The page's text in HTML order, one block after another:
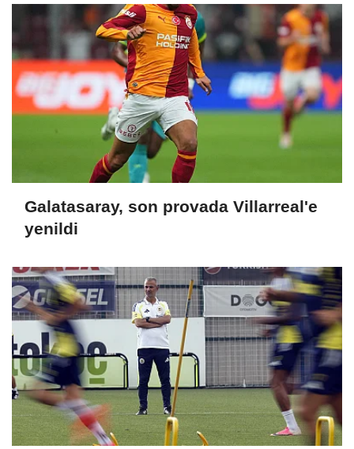
Galatasaray, son provada Villarreal'e
yenildi